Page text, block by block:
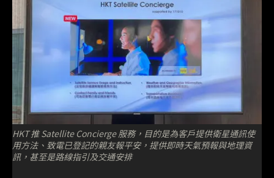
HKT 推 Satellite Concierge 服務，目的是為客戶提供衛星通訊使
用方法、致電已登記的親友報平安，提供即時天氣預報與地理資
訊，甚至是路線指引及交通安排